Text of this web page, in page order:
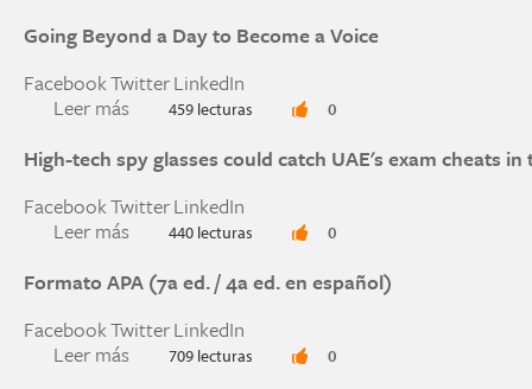
Going Beyond a Day to Become a Voice
FacebookTwitterLinkedIn
Leer más sobre Going Beyond a Day to Become a Voice
459 lecturas 0
High-tech spy glasses could catch UAE's exam cheats
FacebookTwitterLinkedIn
Leer más sobre High-tech spy glasses could catch
440 lecturas 0
Formato APA (7a ed. / 4a ed. en español)
FacebookTwitterLinkedIn
Leer más sobre Formato APA (7a ed. / 4a ed. en español)
709 lecturas 0